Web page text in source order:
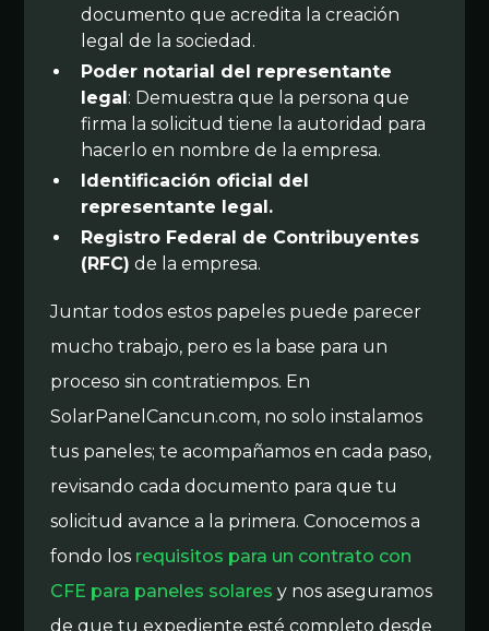
documento que acredita la creación
legal de la sociedad.
Poder notarial del representante
legal: Demuestra que la persona que
firma la solicitud tiene la autoridad para
hacerlo en nombre de la empresa.
Identificación oficial del
representante legal.
Registro Federal de Contribuyentes
(RFC) de la empresa.
Juntar todos estos papeles puede parecer
mucho trabajo, pero es la base para un
proceso sin contratiempos. En
SolarPanelCancun.com, no solo instalamos
tus paneles; te acompañamos en cada paso,
revisando cada documento para que tu
solicitud avance a la primera. Conocemos a
fondo los requisitos para un contrato con
CFE para paneles solares y nos aseguramos
de que tu expediente esté completo desde